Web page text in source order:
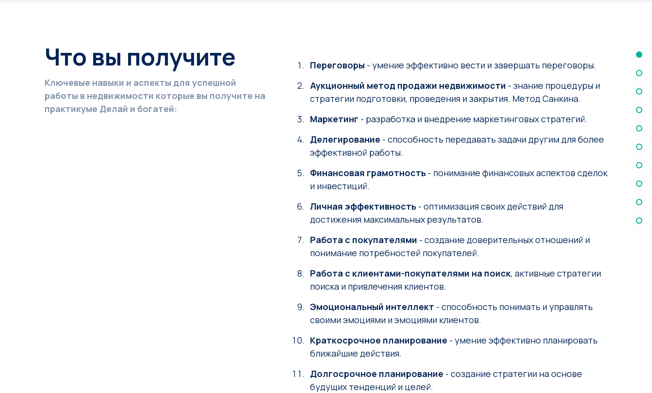
Что вы получите
Ключевые навыки и аспекты для успешной
работы в недвижимости которые вы получите на
практикуме Делай и богатей:
Переговоры - умение эффективно вести и завершать переговоры.
Аукционный метод продажи недвижимости - знание процедуры и
стратегии подготовки, проведения и закрытия. Метод Санкина.
Маркетинг - разработка и внедрение маркетинговых стратегий.
Делегирование - способность передавать задачи другим для более
эффективной работы.
Финансовая грамотность - понимание финансовых аспектов сделок
и инвестиций.
Личная эффективность - оптимизация своих действий для
достижения максимальных результатов.
Работа с покупателями - создание доверительных отношений и
понимание потребностей покупателей.
Работа с клиентами-покупателями на поиск, активные стратегии
поиска и привлечения клиентов.
Эмоциональный интеллект - способность понимать и управлять
своими эмоциями и эмоциями клиентов.
Краткосрочное планирование - умение эффективно планировать
ближайшие действия.
Долгосрочное планирование - создание стратегии на основе
будущих тенденций и целей.